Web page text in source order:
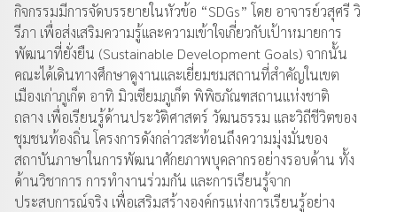
กิจกรรมมีการจัดบรรยายในหัวข้อ “SDGs” โดย อาจารย์วสุศรี วิ
รีภา เพื่อส่งเสริมความรู้และความเข้าใจเกี่ยวกับเป้าหมายการ
พัฒนาที่ยั่งยืน (Sustainable Development Goals) จากนั้น
คณะได้เดินทางศึกษาดูงานและเยี่ยมชมสถานที่สำคัญในเขต
เมืองเก่าภูเก็ต อาทิ มิวเซียมภูเก็ต พิพิธภัณฑสถานแห่งชาติ
ถลาง เพื่อเรียนรู้ด้านประวัติศาสตร์ วัฒนธรรม และวิถีชีวิตของ
ชุมชนท้องถิ่น โครงการดังกล่าวสะท้อนถึงความมุ่งมั่นของ
สถาบันภาษาในการพัฒนาศักยภาพบุคลากรอย่างรอบด้าน ทั้ง
ด้านวิชาการ การทำงานร่วมกัน และการเรียนรู้จาก
ประสบการณ์จริง เพื่อเสริมสร้างองค์กรแห่งการเรียนรู้อย่าง